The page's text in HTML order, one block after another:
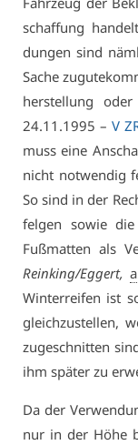
schaf­fung
dun­gen sind
Sa­che
her­stel­lung
24.11.1995 – V
muss ei­ne
nicht not­wen­dig
So sind in der
fel­gen so­wie
Fuß­mat­ten als
Rein­king/Eg­gert,
Win­ter­rei­fen ist
gleich­zu­stel­len,
zu­ge­schnit­ten
ihm spä­ter zu
Da der
nur in der Hö­he